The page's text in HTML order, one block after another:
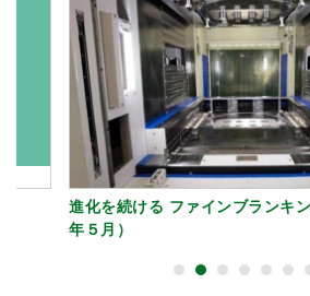
進化を続ける ファインブランキ
年５月）